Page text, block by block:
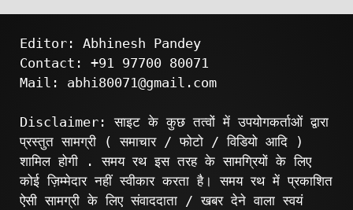
Editor: Abhinesh Pandey
Contact: +91 97700 80071
Mail: abhi80071@gmail.com
Disclaimer: साइट के कुछ तत्वों में उपयोगकर्ताओं द्वारा
प्रस्तुत सामग्री ( समाचार / फोटो / विडियो आदि )
शामिल होगी . समय रथ इस तरह के सामग्रियों के लिए
कोई ज़िम्मेदार नहीं स्वीकार करता है। समय रथ में प्रकाशित
ऐसी सामग्री के लिए संवाददाता / खबर देने वाला स्वयं